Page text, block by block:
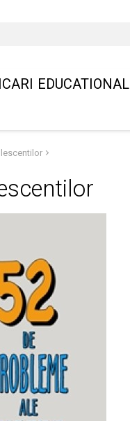
EDUCATIONAL